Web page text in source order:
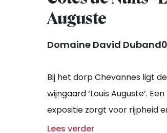
Auguste
Domaine David Duband
Bij het dorp Chevannes ligt
wijngaard ‘Louis Auguste’.
expositie zorgt voor rijpheid
stokken geven
Lees verder